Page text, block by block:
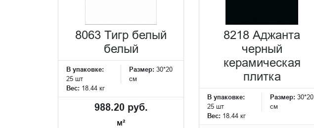
8063 Тигр белый
белый
В упаковке:
25 шт
Размер: 30*20
см
Вес: 18.44 кг
988.20 руб.
м²
8218 Аджанта
черный
керамическая
плитка
В упаковке:
25 шт
Размер: 30*20
см
Вес: 18.44 кг